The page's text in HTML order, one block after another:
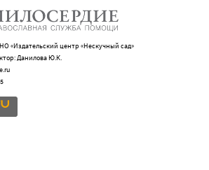
«Издательский центр «Нескучный сад»
Данилова Ю.К.